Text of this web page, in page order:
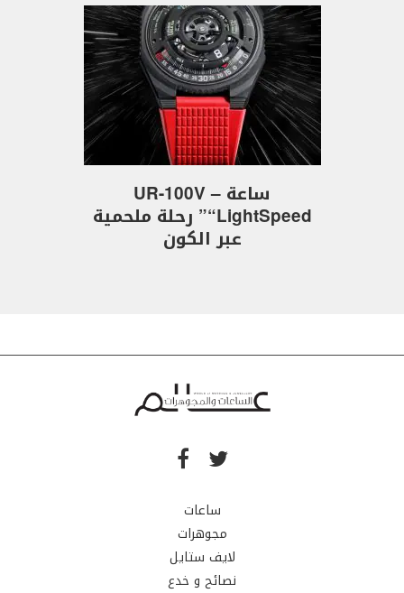
ساعة UR-100V –
“LightSpeed” رحلة ملحمية
عبر الكون
ساعات
مجوهرات
لايف ستايل
نصائح و خدع